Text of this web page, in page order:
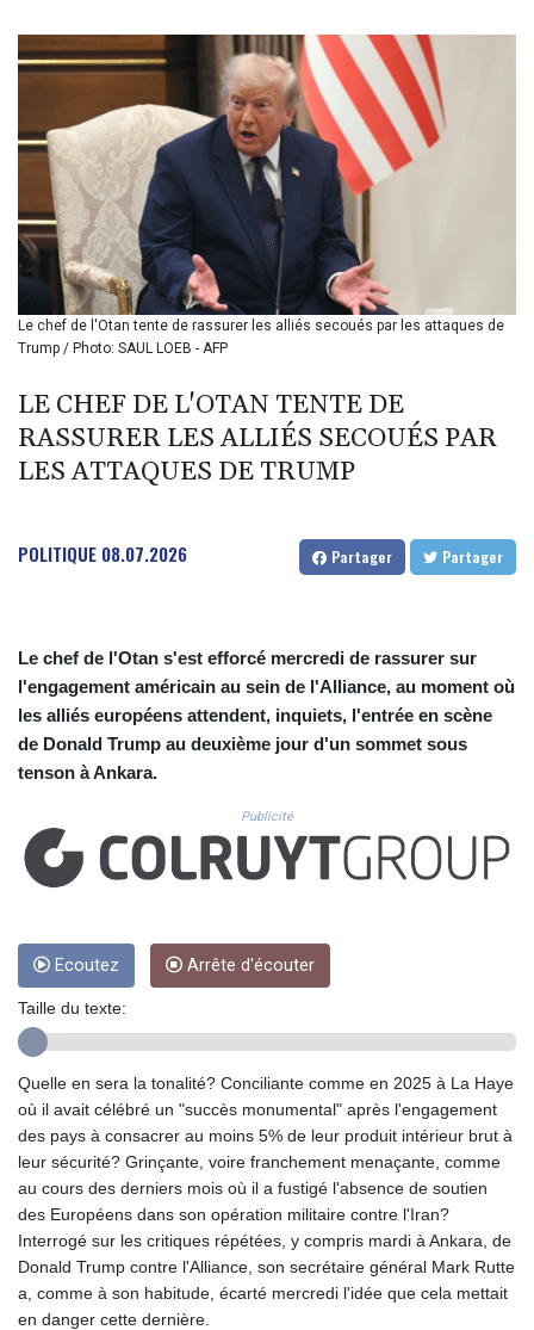
BMD 1.154855
BND 1.478624
BOB 14.004993
BRL 5.916207
BSD 1.153151
BTN 109.628664
BWP 15.63742
BYN 3.410563
BYR 22635.15384
BZD 2.319233
CAD 1.618125
CDF 2611.126427
CLP 1055.559908
CNY 7.795147
CNH 7.793913
COP 3675.544784
CUC 1.154855
CUP 30.603652
DKK 7.47541
DOP 67.250199
DZD 153.530983
EGP 57.54318
FJD 2.553963
FKP 0.857848
GBP 0.857774
GHS 13.520339
GIP 0.857848
GNF 10128.411837
GYD 241.227629
HKD 9.058306
HNL 30.907112
HRK 7.534038
HTG 150.767698
HUF 362.223087
IDR 20682.294394
ILS 3.477385
IMP 0.857848
Le chef de l'Otan tente de rassurer les alliés secoués par les attaques de
Trump / Photo: SAUL LOEB - AFP
LE CHEF DE L'OTAN TENTE DE
RASSURER LES ALLIÉS SECOUÉS PAR
LES ATTAQUES DE TRUMP
POLITIQUE 08.07.2026 Partager Partager
Le chef de l'Otan s'est efforcé mercredi de rassurer sur
l'engagement américain au sein de l'Alliance, au moment où
les alliés européens attendent, inquiets, l'entrée en scène
de Donald Trump au deuxième jour d'un sommet sous
tenson à Ankara.
Publicité
Ecoutez Arrête d'écouter
Taille du texte:
Quelle en sera la tonalité? Conciliante comme en 2025 à La Haye
où il avait célébré un "succès monumental" après l'engagement
des pays à consacrer au moins 5% de leur produit intérieur brut à
leur sécurité? Grinçante, voire franchement menaçante, comme
au cours des derniers mois où il a fustigé l'absence de soutien
des Européens dans son opération militaire contre l'Iran?
Interrogé sur les critiques répétées, y compris mardi à Ankara, de
Donald Trump contre l'Alliance, son secrétaire général Mark Rutte
a, comme à son habitude, écarté mercredi l'idée que cela mettait
en danger cette dernière.